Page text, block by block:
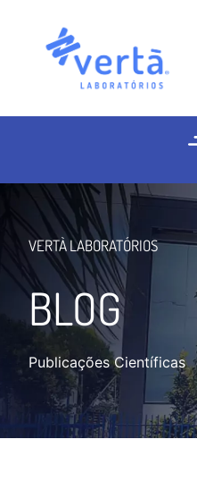
VERTÀ LABORATÓRIOS
BLOG
Publicações Científicas